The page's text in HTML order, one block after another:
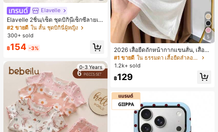
Elavelle
Elavelle 2ชิ้น/เซ็ต ชุดบิกินี่เซ็กซี่ลายเสื
อดาวสำหรับผู้หญิง สายเดี่ยวและผูกข้า
ง, ฤดูร้อน
#2 ขายดี ใน สั้น ชุดบิกินี่ผู้หญิง
300+ sold
฿154 -3%
0-3 Years
5
2026 เสื้อยืดถักหน้ากากแขนสั้น, เสื้อยื
ดคอกลมสีขาวบางสำหรับผู้หญิงฤดูร้อน
ลำลอง
#1 ขายดี
ใน ธรรมดา เสื้อยืดลำลองเรียบๆ
1.2k+ sold
฿129